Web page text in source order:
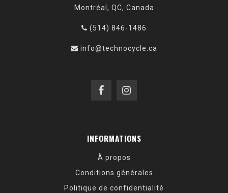
Montréal, QC, Canada
(514) 846-1486
info@technocycle.ca
INFORMATIONS
À propos
Conditions générales
Politique de confidentialité